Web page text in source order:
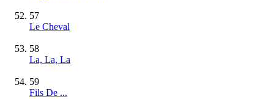
57
Le Cheval
58
La, La, La
59
Fils De ...